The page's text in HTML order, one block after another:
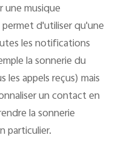
une musique
d'utiliser qu'une
les notifications
la sonnerie du
appels reçus) mais
un contact en
la sonnerie
particulier.